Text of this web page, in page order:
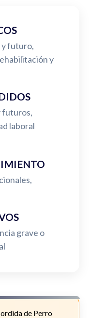
futuro,
y
futuros,
laboral
grave o
de Perro